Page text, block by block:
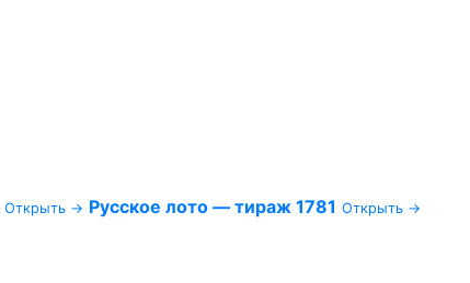
Открыть → Русское лото — тираж 1781 Открыть →